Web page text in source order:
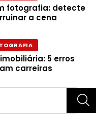
fotografia: detecte
a cena
5 erros
carreiras